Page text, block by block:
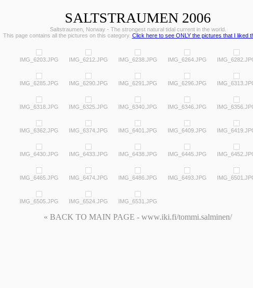
SALTSTRAUMEN 2006
Saltstraumen, Norway - The strongest natural tidal current in the world.
This page contains all the pictures on this category. Click here to see ONLY the pictures that I liked
IMG_6203.JPG IMG_6212.JPG IMG_6238.JPG IMG_6264.JPG
IMG_6285.JPG IMG_6290.JPG IMG_6291.JPG IMG_6296.JPG
IMG_6318.JPG IMG_6325.JPG IMG_6340.JPG IMG_6346.JPG
IMG_6362.JPG IMG_6374.JPG IMG_6401.JPG IMG_6409.JPG
IMG_6430.JPG IMG_6433.JPG IMG_6438.JPG IMG_6445.JPG
IMG_6465.JPG IMG_6474.JPG IMG_6486.JPG IMG_6493.JPG
IMG_6505.JPG IMG_6524.JPG IMG_6531.JPG
« BACK TO MAIN PAGE - www.iki.fi/tommi.salminen/